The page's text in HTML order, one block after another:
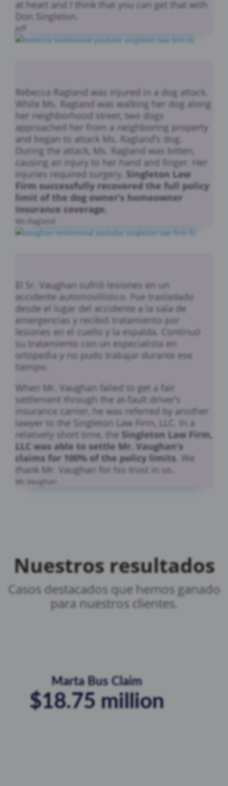
at heart and I think that you can get that with
Don Singleton.
Jeff
Rebecca Ragland was injured in a dog attack.
While Ms. Ragland was walking her dog along
her neighborhood street, two dogs
approached her from a neighboring property
and began to attack Ms. Ragland’s dog.
During the attack, Ms. Ragland was bitten,
causing an injury to her hand and finger. Her
injuries required surgery. Singleton Law
Firm successfully recovered the full policy
limit of the dog owner’s homeowner
insurance coverage.
Ms.Ragland
El Sr. Vaughan sufrió lesiones en un
accidente automovilístico. Fue trasladado
desde el lugar del accidente a la sala de
emergencias y recibió tratamiento por
lesiones en el cuello y la espalda. Continuó
su tratamiento con un especialista en
ortopedia y no pudo trabajar durante ese
tiempo.
When Mr. Vaughan failed to get a fair
settlement through the at-fault driver’s
insurance carrier, he was referred by another
lawyer to the Singleton Law Firm, LLC. In a
relatively short time, the Singleton Law Firm,
LLC was able to settle Mr. Vaughan’s
claims for 100% of the policy limits . We
thank Mr. Vaughan for his trust in us.
Mr.Vaughan
Nuestros resultados
Casos destacados que hemos ganado
para nuestros clientes.
Marta Bus Claim
$18.75 million